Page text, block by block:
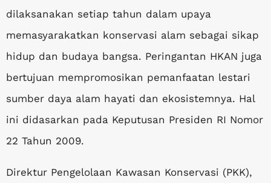
dilaksanakan setiap tahun dalam upaya
memasyarakatkan konservasi alam sebagai sikap
hidup dan budaya bangsa. Peringantan HKAN juga
bertujuan mempromosikan pemanfaatan lestari
sumber daya alam hayati dan ekosistemnya. Hal
ini didasarkan pada Keputusan Presiden RI Nomor
22 Tahun 2009.
Direktur Pengelolaan Kawasan Konservasi (PKK),